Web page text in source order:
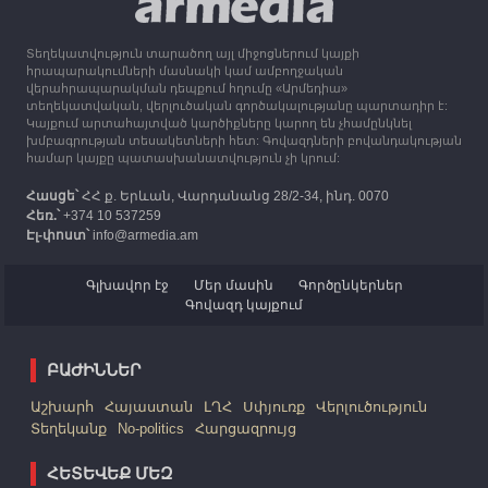
Ղարաբաղից բռնի տեղահանվածներին
12:25 30.09.2023
Հայաստան է ժամանել բռնի տեղահանված 100
հազար 417 արցախցի
Տեղեկատվություն տարածող այլ միջոցներում կայքի
հրապարակումների մասնակի կամ ամբողջական
վերահրապարակման դեպքում հղումը «Արմեդիա»
տեղեկատվական, վերլուծական գործակալությանը պարտադիր է:
Կայքում արտահայտված կարծիքները կարող են չհամընկնել
խմբագրության տեսակետների հետ: Գովազդների բովանդակության
համար կայքը պատասխանատվություն չի կրում:
Հասցե՝ՀՀ ք. Երևան, Վարդանանց 28/2-34, ինդ. 0070
Հեռ.՝+374 10 537259
Էլ-փոստ՝info@armedia.am
Գլխավոր էջ Մեր մասին
Գործընկերներ
Գովազդ կայքում
ԲԱԺԻՆՆԵՐ
Աշխարհ Հայաստան ԼՂՀ Սփյուռք
Վերլուծություն
Տեղեկանք
No-politics Հարցազրույց
ՀԵՏԵՎԵՔ ՄԵԶ